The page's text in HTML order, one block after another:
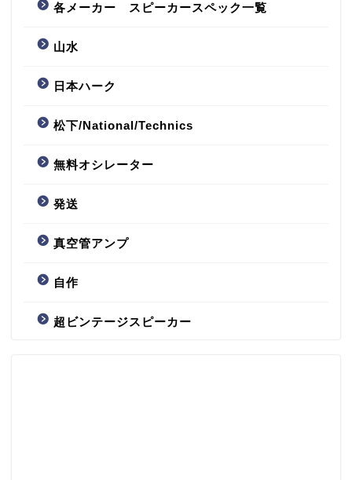
各メーカー スピーカースペック一覧
山水
日本ハーク
松下/National/Technics
無料オシレーター
発送
真空管アンプ
自作
超ビンテージスピーカー